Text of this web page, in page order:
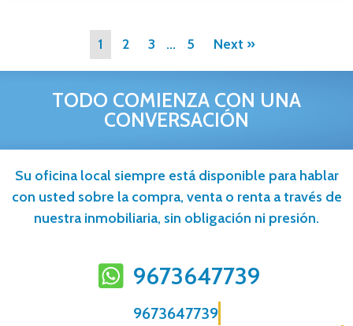
1 2 3 … 5 Next »
TODO COMIENZA CON UNA
CONVERSACIÓN
Su oficina local siempre está disponible para hablar
con usted sobre la compra, venta o renta a través de
nuestra inmobiliaria, sin obligación ni presión.
9673647739
9673647739